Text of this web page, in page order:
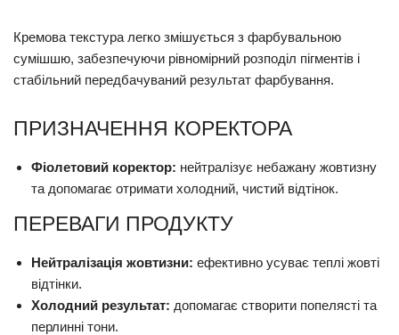
Кремова текстура легко змішується з фарбувальною
сумішшю, забезпечуючи рівномірний розподіл пігментів і
стабільний передбачуваний результат фарбування.
ПРИЗНАЧЕННЯ КОРЕКТОРА
Фіолетовий коректор: нейтралізує небажану жовтизну
та допомагає отримати холодний, чистий відтінок.
ПЕРЕВАГИ ПРОДУКТУ
Нейтралізація жовтизни: ефективно усуває теплі жовті
відтінки.
Холодний результат: допомагає створити попелясті та
перлинні тони.